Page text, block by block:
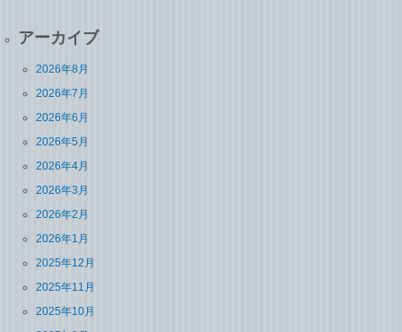
アーカイブ
2026年8月
2026年7月
2026年6月
2026年5月
2026年4月
2026年3月
2026年2月
2026年1月
2025年12月
2025年11月
2025年10月